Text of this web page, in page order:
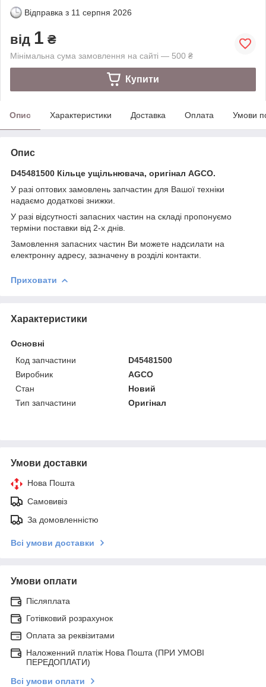
Відправка з 11 серпня 2026
від 1 ₴
Мінімальна сума замовлення на сайті — 500 ₴
Купити
Опис Характеристики Доставка Оплата Умови
Опис
D45481500 Кільце ущільнювача, оригінал AGCO.
У разі оптових замовлень запчастин для Вашої техніки
надаємо додаткові знижки.
У разі відсутності запасних частин на складі пропонуємо
терміни поставки від 2-х днів.
Замовлення запасних частин Ви можете надсилати на
електронну адресу, зазначену в розділі контакти.
Приховати
Характеристики
Основні
Код запчастини
D45481500
Виробник
AGCO
Стан
Новий
Тип запчастини
Оригінал
Умови доставки
Нова Пошта
Самовивіз
За домовленністю
Всі умови доставки
Умови оплати
Післяплата
Готівковий розрахунок
Оплата за реквізитами
Наложенний платіж Нова Пошта (ПРИ УМОВІ
ПЕРЕДОПЛАТИ)
Всі умови оплати